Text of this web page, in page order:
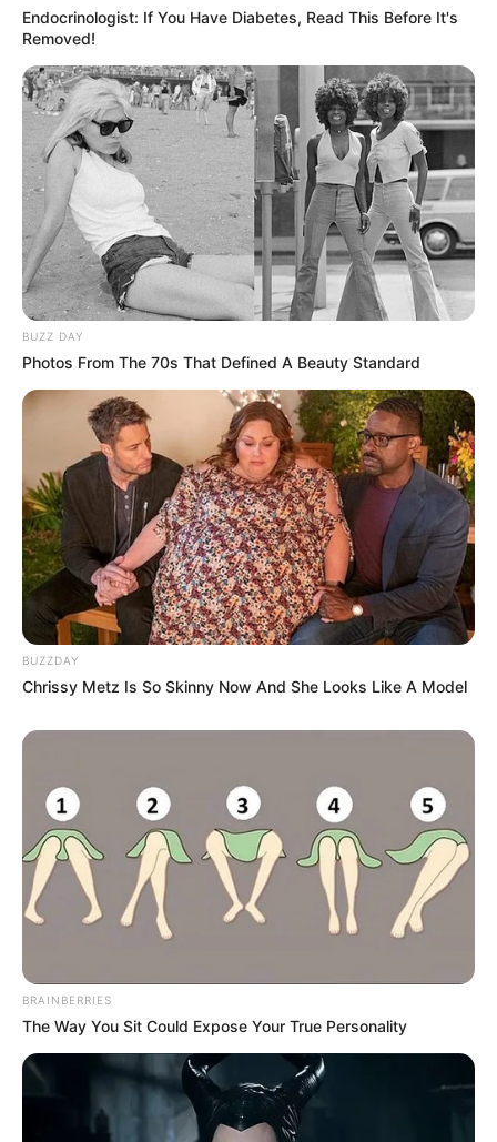
Endocrinologist: If You Have Diabetes, Read This Before It's
Removed!
BUZZ DAY
Photos From The 70s That Defined A Beauty Standard
BUZZDAY
Chrissy Metz Is So Skinny Now And She Looks Like A Model
BRAINBERRIES
The Way You Sit Could Expose Your True Personality